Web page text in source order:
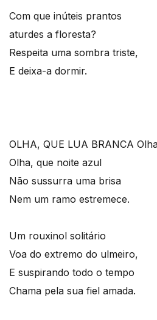
Com que inúteis prantos
aturdes a floresta?
Respeita uma sombra triste,
E deixa-a dormir.
OLHA, QUE LUA BRANCA
Olha, que noite azul
Não sussurra uma brisa
Nem um ramo estremece.
Um rouxinol solitário
Voa do extremo do ulmeiro,
E suspirando todo o tempo
Chama pela sua fiel amada.